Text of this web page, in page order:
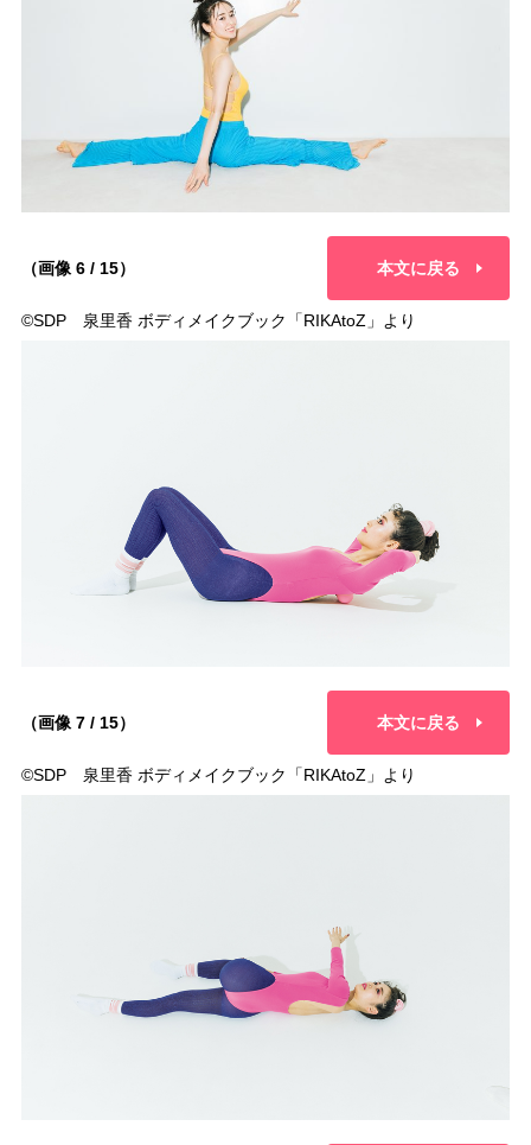
（画像 6 / 15） 本文に戻る
©︎SDP 泉里香 ボディメイクブック「RIKAtoZ」より
（画像 7 / 15） 本文に戻る
©︎SDP 泉里香 ボディメイクブック「RIKAtoZ」より